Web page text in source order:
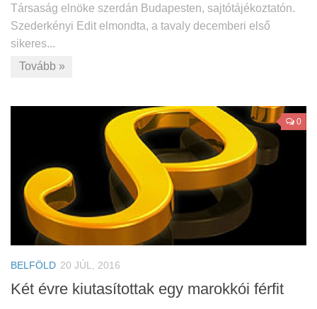
Társaság elnöke szerdán Budapesten, sajtótájékoztatón.
Szederkényi Edit elmondta, a tavaly decemberi első
sikeres...
Tovább »
0
BELFÖLD 20 JÚL, 2016
Két évre kiutasítottak egy marokkói férfit